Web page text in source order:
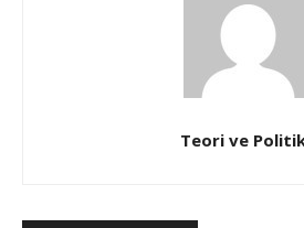
Teori ve